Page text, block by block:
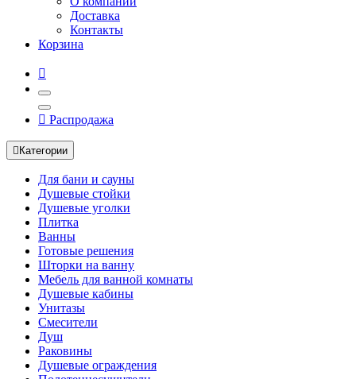
Доставка
Контакты
Корзина
Распродажа
Категории
Для бани и сауны
Душевые стойки
Душевые уголки
Плитка
Ванны
Готовые решения
Шторки на ванну
Мебель для ванной комнаты
Душевые кабины
Унитазы
Смесители
Душ
Раковины
Душевые ограждения